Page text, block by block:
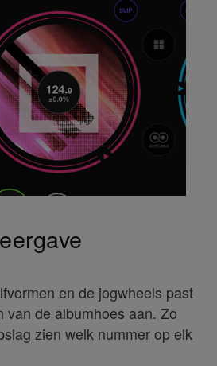
en de jogwheels past
van de albumhoes aan. Zo
zien welk nummer op elk